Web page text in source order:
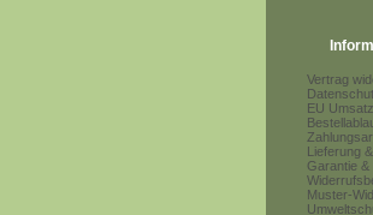
Vertrag
EU
Lieferung
Garantie &
Muster-